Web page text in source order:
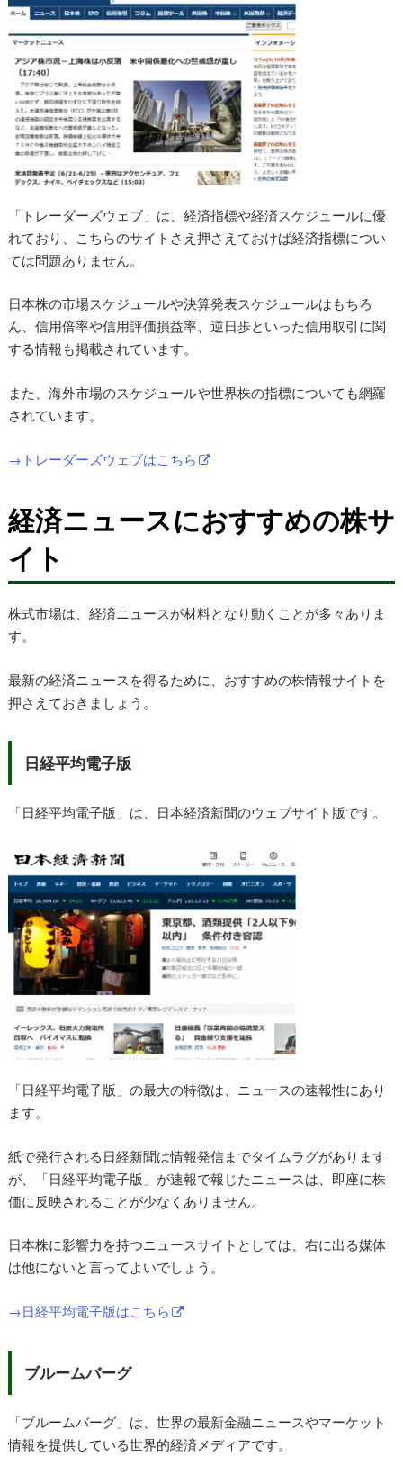
「トレーダーズウェブ」は、経済指標や経済スケジュールに優
れており、こちらのサイトさえ押さえておけば経済指標につい
ては問題ありません。
日本株の市場スケジュールや決算発表スケジュールはもちろ
ん、信用倍率や信用評価損益率、逆日歩といった信用取引に関
する情報も掲載されています。
また、海外市場のスケジュールや世界株の指標についても網羅
されています。
→トレーダーズウェブはこちら
経済ニュースにおすすめの株サ
イト
株式市場は、経済ニュースが材料となり動くことが多々ありま
す。
最新の経済ニュースを得るために、おすすめの株情報サイトを
押さえておきましょう。
日経平均電子版
「日経平均電子版」は、日本経済新聞のウェブサイト版です。
「日経平均電子版」の最大の特徴は、ニュースの速報性にあり
ます。
紙で発行される日経新聞は情報発信までタイムラグがあります
が、「日経平均電子版」が速報で報じたニュースは、即座に株
価に反映されることが少なくありません。
日本株に影響力を持つニュースサイトとしては、右に出る媒体
は他にないと言ってよいでしょう。
→日経平均電子版はこちら
ブルームバーグ
「ブルームバーグ」は、世界の最新金融ニュースやマーケット
情報を提供している世界的経済メディアです。